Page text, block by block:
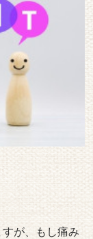
が、もし痛み